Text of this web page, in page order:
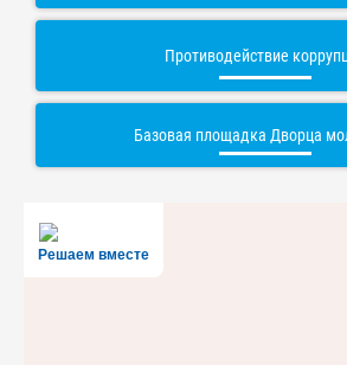
Противодействие
Базовая площадка Дворца
Решаем вместе